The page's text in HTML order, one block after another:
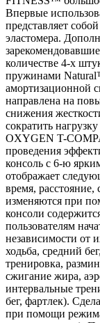
Впервые
представляет
эластомера.
количестве 4-х
пружинами
амортизационной
направлена на
снижения
сократить
OXYGEN T-
проведения
консоль с 6-ю
отображает
время, расстояние,
изменяются при
консоли
пользователям
независимости от
ходьба, средний
тренировка,
сжигание жира,
интервальные
бег, фартлек).
при помощи